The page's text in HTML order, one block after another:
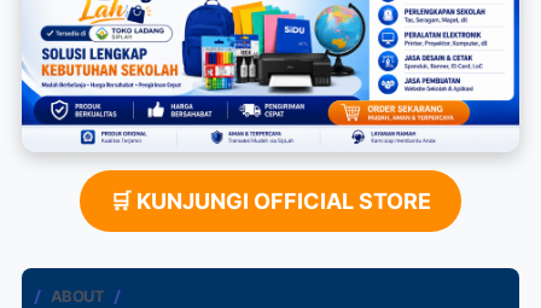
🛒 KUNJUNGI OFFICIAL STORE
ABOUT